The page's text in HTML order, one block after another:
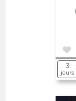
3
jours